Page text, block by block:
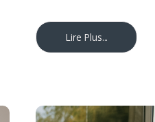
Lire Plus...